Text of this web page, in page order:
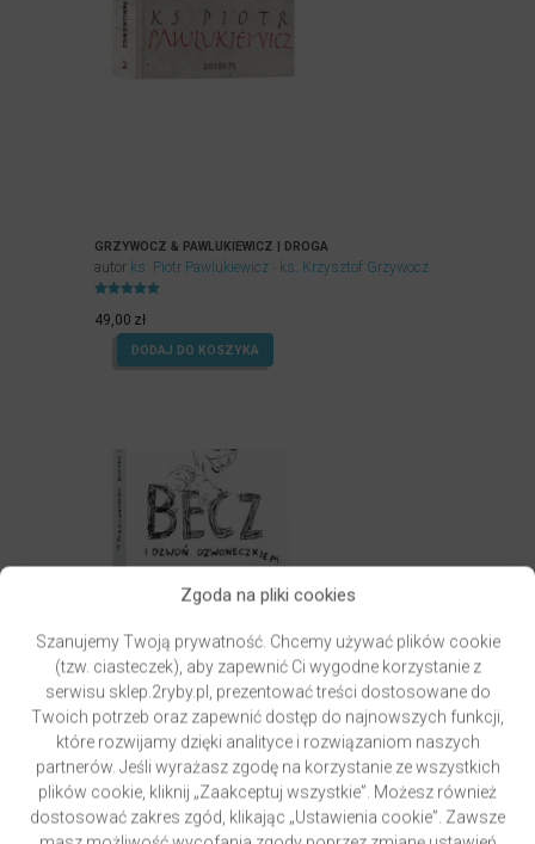
Zgoda na pliki cookies
Szanujemy Twoją prywatność. Chcemy używać plików cookie
(tzw. ciasteczek), aby zapewnić Ci wygodne korzystanie z
serwisu sklep.2ryby.pl, prezentować treści dostosowane do
Twoich potrzeb oraz zapewnić dostęp do najnowszych funkcji,
które rozwijamy dzięki analityce i rozwiązaniom naszych
partnerów. Jeśli wyrażasz zgodę na korzystanie ze wszystkich
plików cookie, kliknij „Zaakceptuj wszystkie”. Możesz również
dostosować zakres zgód, klikając „Ustawienia cookie”. Zawsze
GRZYWOCZ & PAWLUKIEWICZ | DROGA
autor ks. Piotr Pawlukiewicz ks. Krzysztof Grzywocz
5.00
na 5.
49,00 zł
DODAJ DO KOSZYKA
PAWLUKIEWICZ | BECZ I DZWOŃ DZWONECZKIEM
(KSIĄŻKA)
autorks. Piotr Pawlukiewicz
Oceniony